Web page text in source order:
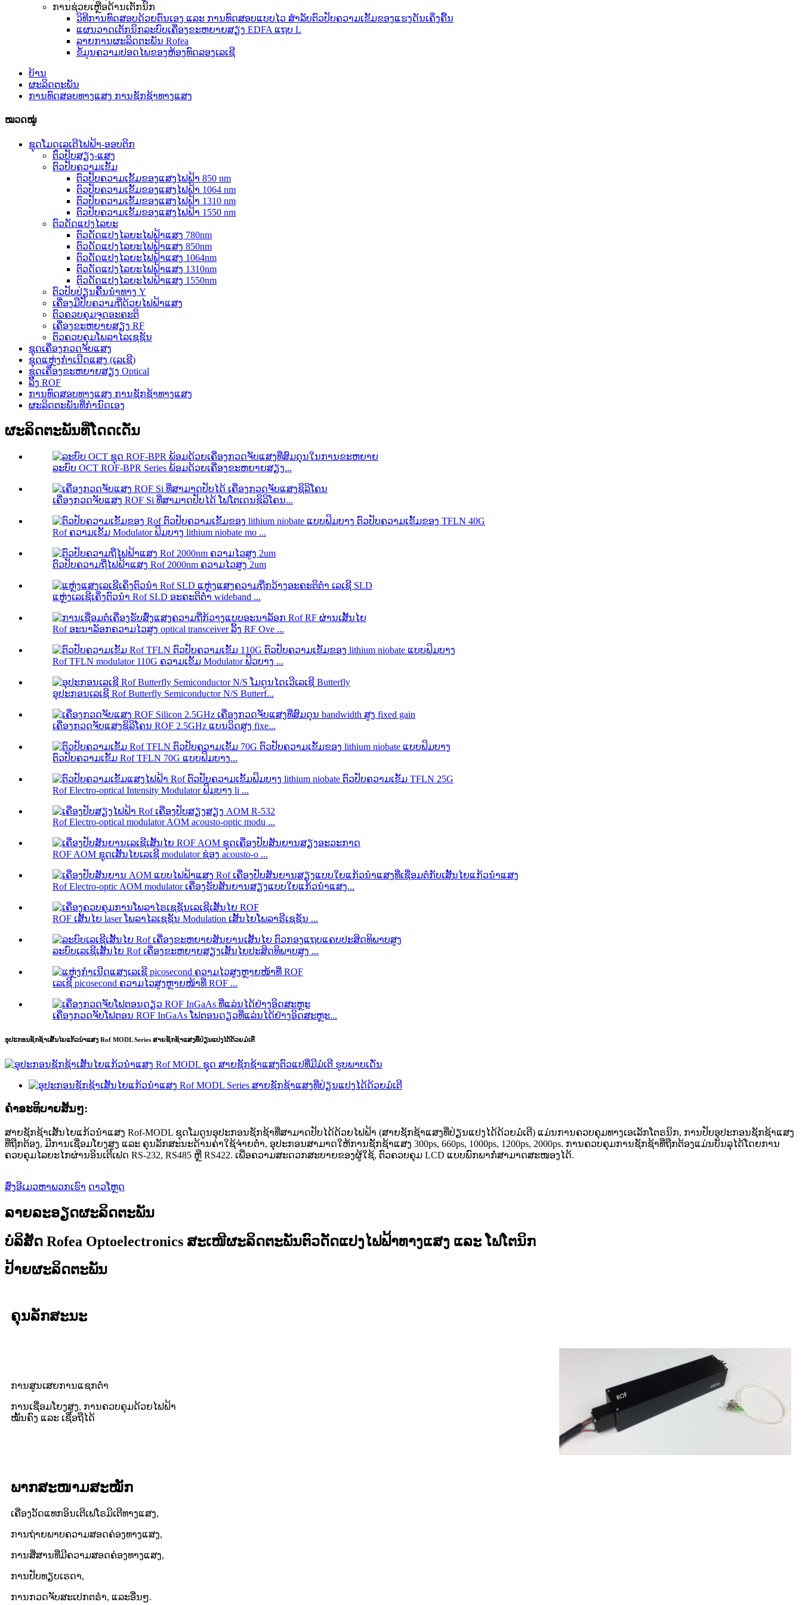
ການຊ່ວຍເຫຼືອດ້ານເຕັກນິກ
ວິທີການທົດສອບດ້ວຍຕົນເອງ ແລະ ການທົດສອບແບບໄວ ສຳລັບຕົວປັບຄວາມເຂັ້ມຂອງແຮງດັນເຄິ່ງຄື້ນ
ແຜນວາດເຕັກນິກລະບົບເຄື່ອງຂະຫຍາຍສຽງ EDFA ແຖບ L
ລາຍການຜະລິດຕະພັນ Rofea
ຂໍ້ມູນຄວາມປອດໄພຂອງຫ້ອງທົດລອງເລເຊີ
ບ້ານ
ຜະລິດຕະພັນ
ການທົດສອບທາງແສງ ການຊັກຊ້າທາງແສງ
ໝວດໝູ່
ຊຸດໂມດູເລເຕີໄຟຟ້າ-ອອບຕິກ
ຕົວປັບສຽງ-ແສງ
ຕົວປັບຄວາມເຂັ້ມ
ຕົວປັບຄວາມເຂັ້ມຂອງແສງໄຟຟ້າ 850 nm
ຕົວປັບຄວາມເຂັ້ມຂອງແສງໄຟຟ້າ 1064 nm
ຕົວປັບຄວາມເຂັ້ມຂອງແສງໄຟຟ້າ 1310 nm
ຕົວປັບຄວາມເຂັ້ມຂອງແສງໄຟຟ້າ 1550 nm
ຕົວດັດແປງໄລຍະ
ຕົວດັດແປງໄລຍະໄຟຟ້າແສງ 780nm
ຕົວດັດແປງໄລຍະໄຟຟ້າແສງ 850nm
ຕົວດັດແປງໄລຍະໄຟຟ້າແສງ 1064nm
ຕົວດັດແປງໄລຍະໄຟຟ້າແສງ 1310nm
ຕົວດັດແປງໄລຍະໄຟຟ້າແສງ 1550nm
ຕົວປັບປ່ຽນຄື້ນນຳທາງ Y
ເຄື່ອງມືປັບຄວາມຖີ່ດ້ວຍໄຟຟ້າແສງ
ຕົວຄວບຄຸມຈຸດອະຄະຕິ
ເຄື່ອງຂະຫຍາຍສຽງ RF
ຕົວຄວບຄຸມໂພລາໄລເຊຊັນ
ຊຸດເຄື່ອງກວດຈັບແສງ
ຊຸດແຫຼ່ງກຳເນີດແສງ (ເລເຊີ)
ຊຸດເຄື່ອງຂະຫຍາຍສຽງ Optical
ລິ້ງ ROF
ການທົດສອບທາງແສງ ການຊັກຊ້າທາງແສງ
ຜະລິດຕະພັນທີ່ກຳນົດເອງ
ຜະລິດຕະພັນທີ່ໂດດເດັ່ນ
ລະບົບ OCT ROF-BPR Series ພ້ອມດ້ວຍເຄື່ອງຂະຫຍາຍສຽງ...
ເຄື່ອງກວດຈັບແສງ ROF Si ທີ່ສາມາດປັບໄດ້ ໂຟໂຕເດນຊິລິໂຄນ...
Rof ຄວາມເຂັ້ມ Modulator ຟິມບາງ lithium niobate mo ...
ຕົວປັບຄວາມຖີ່ໄຟຟ້າແສງ Rof 2000nm ຄວາມໄວສູງ 2um
ແຫຼ່ງເລເຊີເຄິ່ງຕົວນຳ Rof SLD ອະຄະຕິຕ່ຳ wideband ...
Rof ອະນາລັອກຄວາມໄວສູງ optical transceiver ລິ້ງ RF Ove ...
Rof TFLN modulator 110G ຄວາມເຂັ້ມ Modulator ຟິວບາງ ...
ອຸປະກອນເລເຊີ Rof Butterfly Semiconductor N/S Butterf...
ເຄື່ອງກວດຈັບແສງຊິລິໂຄນ ROF 2.5GHz ແບນວິດສູງ fixe...
ຕົວປັບຄວາມເຂັ້ມ Rof TFLN 70G ແບບຟິມບາງ...
Rof Electro-optical Intensity Modulator ຟິມບາງ li ...
Rof Electro-optical modulator AOM acousto-optic modu ...
ROF AOM ຊຸດເສັ້ນໄຍເລເຊີ modulator ຊ່ອງ acousto-o ...
Rof Electro-optic AOM modulator ເຄື່ອງຮັບສັນຍານສຽງແບບໃຍແກ້ວນຳແສງ...
ROF ເສັ້ນໄຍ laser ໂພລາໄລເຊຊັນ Modulation ເສັ້ນໄຍໂພລາຣີເຊຊັນ ...
ລະບົບເລເຊີເສັ້ນໄຍ Rof ເຄື່ອງຂະຫຍາຍສຽງເສັ້ນໄຍປະສິດທິພາບສູງ ...
ເລເຊີ picosecond ຄວາມໄວສູງຫຼາຍໜ້າທີ່ ROF ...
ເຄື່ອງກວດຈັບໂຟຕອນ ROF InGaAs ໂຟຕອນດຽວທີ່ແລ່ນໄດ້ຢ່າງອິດສະຫຼະ...
ອຸປະກອນຊັກຊ້າເສັ້ນໄຍແກ້ວນຳແສງ Rof MODL Series ສາຍຊັກຊ້າແສງທີ່ປ່ຽນແປງໄດ້ດ້ວຍມໍເຕີ
ຄໍາອະທິບາຍສັ້ນໆ:
ສາຍຊັກຊ້າເສັ້ນໄຍແກ້ວນຳແສງ Rof-MODL ຊຸດໂມດູນອຸປະກອນຊັກຊ້າທີ່ສາມາດປັບໄດ້ດ້ວຍໄຟຟ້າ (ສາຍຊັກຊ້າແສງທີ່ປ່ຽນແປງໄດ້ດ້ວຍມໍເຕີ) ແມ່ນການຄວບຄຸມທາງເອເລັກໂຕຣນິກ, ການປັບອຸປະກອນຊັກຊ້າແສງ
ທີ່ຖືກຕ້ອງ, ມີການເຊື່ອມໂຍງສູງ ແລະ ຄຸນລັກສະນະດ້ານຄ່າໃຊ້ຈ່າຍຕ່ຳ, ອຸປະກອນສາມາດໃຫ້ການຊັກຊ້າແສງ 300ps, 660ps, 1000ps, 1200ps, 2000ps. ການຄວບຄຸມການຊັກຊ້າທີ່ຖືກຕ້ອງແມ່ນບັນລຸໄດ້ໂດຍການ
ຄວບຄຸມໄລຍະໄກຜ່ານອິນເຕີເຟດ RS-232, RS485 ຫຼື RS422. ເພື່ອຄວາມສະດວກສະບາຍຂອງຜູ້ໃຊ້, ຕົວຄວບຄຸມ LCD ແບບພົກພາກໍ່ສາມາດສະໜອງໄດ້.
ສົ່ງອີເມວຫາພວກເຮົາ ດາວໂຫຼດ
ລາຍລະອຽດຜະລິດຕະພັນ
ບໍລິສັດ Rofea Optoelectronics ສະເໜີຜະລິດຕະພັນຕົວດັດແປງໄຟຟ້າທາງແສງ ແລະ ໂຟໂຕນິກ
ປ້າຍຜະລິດຕະພັນ
ຄຸນລັກສະນະ
ການສູນເສຍການແຊກຕໍ່າ
ການເຊື່ອມໂຍງສູງ, ການຄວບຄຸມດ້ວຍໄຟຟ້າ
ໝັ້ນຄົງ ແລະ ເຊື່ອຖືໄດ້
ພາກສະໜາມສະໝັກ
ເຄື່ອງວັດແທກອິນເຕີເຟໂຣມິເຕີທາງແສງ,
ການຖ່າຍພາບຄວາມສອດຄ່ອງທາງແສງ,
ການສື່ສານທີ່ມີຄວາມສອດຄ່ອງທາງແສງ,
ການປັບທຽບເຣດາ,
ການກວດຈັບສະເປກຕຣຳ, ແລະອື່ນໆ.